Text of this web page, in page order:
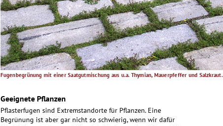
Fugenbegrünung mit einer Saatgutmischung aus u.a. Thymian, Mauerpfeffer und Salzkraut.
Geeignete Pflanzen
Pflasterfugen sind Extremstandorte für Pflanzen. Eine
Begrünung ist aber gar nicht so schwierig, wenn wir dafür